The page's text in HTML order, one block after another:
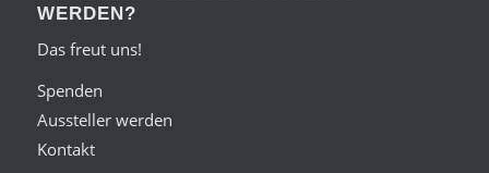
WERDEN?
Das freut uns!
Spenden
Aussteller werden
Kontakt